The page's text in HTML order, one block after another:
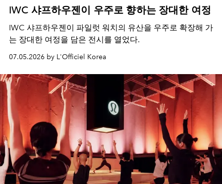
IWC 샤프하우젠이 우주로 향하는 장대한 여정
IWC 샤프하우젠이 파일럿 워치의 유산을 우주로 확장해 가
는 장대한 여정을 담은 전시를 열었다.
07.05.2026 by L'Officiel Korea